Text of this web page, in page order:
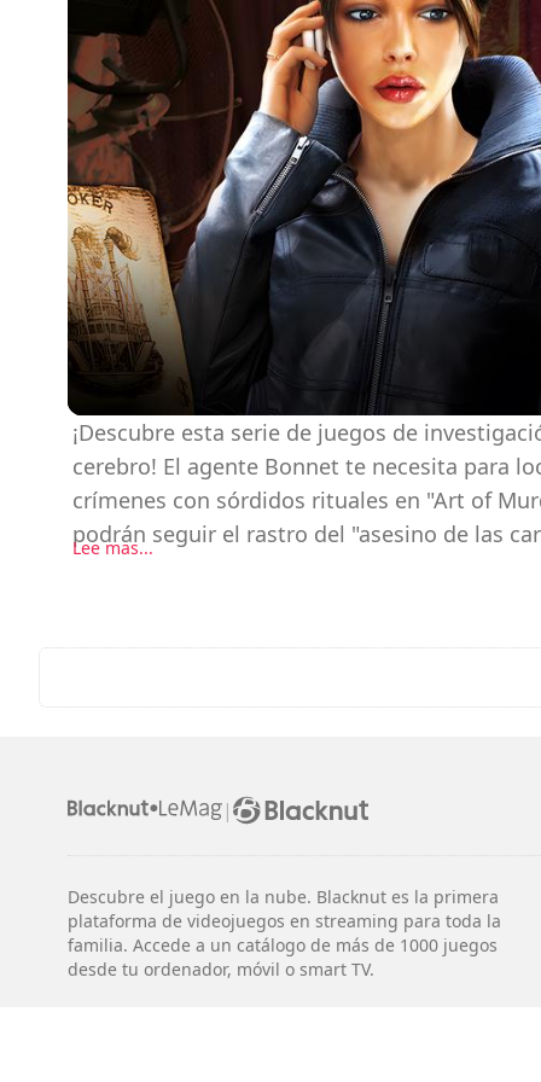
¡Descubre esta serie de juegos de
cerebro! El agente Bonnet te necesita para
crímenes con sórdidos rituales en "Art of
podrán seguir el rastro del "asesino de las
Lee mas...
|
Descubre el juego en la nube. Blacknut es la primera
plataforma de videojuegos en streaming para toda la
familia. Accede a un catálogo de más de 1000 juegos
desde tu ordenador, móvil o smart TV.